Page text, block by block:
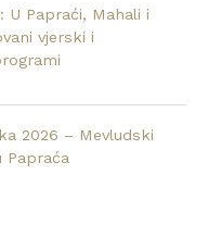
U Papraći, Mahali i
vjerski i
2026 – Mevludski
Papraća